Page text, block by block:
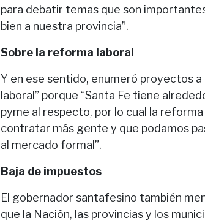
para debatir temas que son
bien a nuestra provincia”.
Sobre la reforma laboral
Y en ese sentido, enumeró proyectos
laboral” porque “Santa Fe tiene
pyme al respecto, por lo cual la
contratar más gente y que podamos
al mercado formal”.
Baja de impuestos
El gobernador santafesino también
que la Nación, las provincias y los